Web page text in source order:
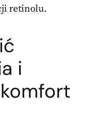
retinolu.
i